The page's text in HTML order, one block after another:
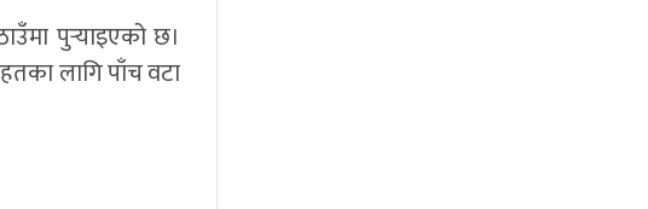
पुर्‍याइएको छ।
लागि पाँच वटा